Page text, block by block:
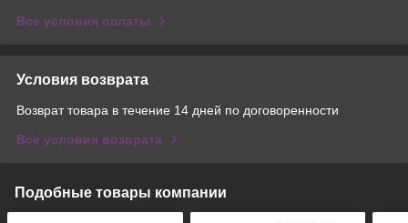
Все условия оплаты
Условия возврата
Возврат товара в течение 14 дней по договоренности
Все условия возврата
Подобные товары компании